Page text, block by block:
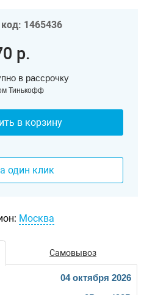
1465436
р.
в рассрочку
Тинькофф
в корзину
один клик
Москва
Самовывоз
04 октября 2026